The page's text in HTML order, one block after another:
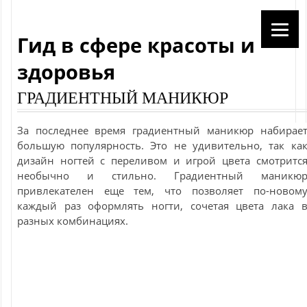
Гид в сфере красоты и
здоровья
ГРАДИЕНТНЫЙ МАНИКЮР
За последнее время градиентный маникюр набирает
большую популярность. Это не удивительно, так как
дизайн ногтей с переливом и игрой цвета смотрится
необычно и стильно. Градиентный маникюр
привлекателен еще тем, что позволяет по-новому
каждый раз оформлять ногти, сочетая цвета лака в
разных комбинациях.